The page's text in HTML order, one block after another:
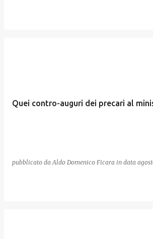
Quei contro-auguri dei precari al
pubblicato da Aldo Domenico Ficara in data